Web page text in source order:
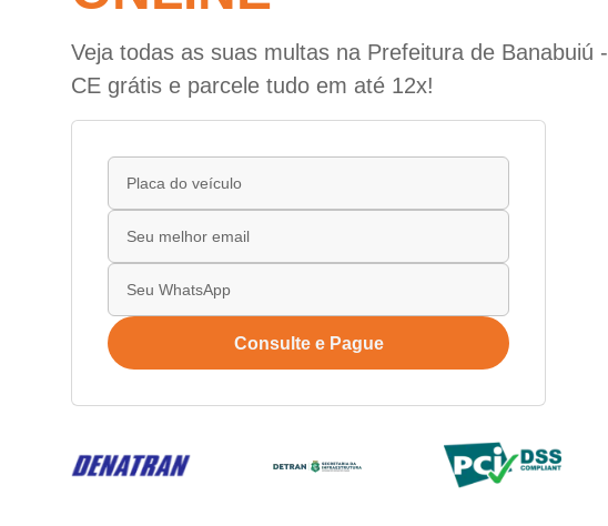
Veja todas as suas multas na Prefeitura de Banabuiú -
CE grátis e parcele tudo em até 12x!
Consulte e Pague